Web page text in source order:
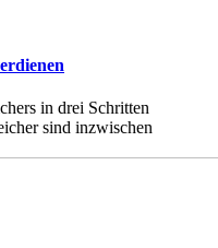
in drei Schritten
sind inzwischen